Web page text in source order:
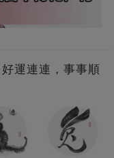
運連連，事事順